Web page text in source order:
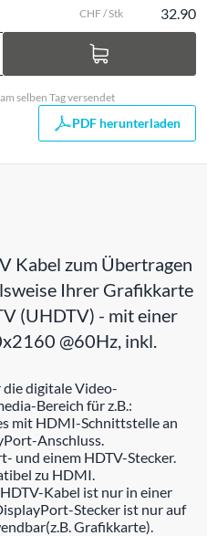
CHF / Stk 32.90
selben Tag versendet
PDF herunterladen
Kabel zum Übertragen
Ihrer Grafikkarte
(UHDTV) - mit einer
@60Hz, inkl.
digitale Video-
Bereich für z.B.:
mit HDMI-Schnittstelle an
Anschluss.
und einem HDTV-Stecker.
zu HDMI.
Kabel ist nur in einer
Stecker ist nur auf
Grafikkarte).